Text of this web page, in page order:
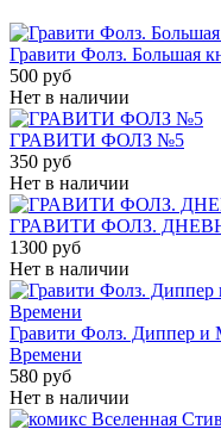
Гравити Фолз. Большая
500 руб
Нет в наличии
ГРАВИТИ ФОЛЗ №5
350 руб
Нет в наличии
ГРАВИТИ ФОЛЗ.
1300 руб
Нет в наличии
Гравити Фолз. Диппер и
Времени
580 руб
Нет в наличии